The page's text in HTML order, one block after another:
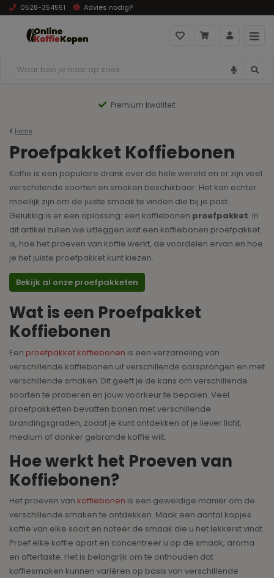
0528-354551 Advies nodig?
Premium kwaliteit
Home
Proefpakket Koffiebonen
Koffie is een populaire drank over de hele wereld en er zijn veel
verschillende soorten en smaken beschikbaar. Het kan echter
moeilijk zijn om de juiste smaak te vinden die bij je past.
Gelukkig is er een oplossing: een koffiebonen proefpakket. In
dit artikel zullen we uitleggen wat een koffiebonen proefpakket
is, hoe het proeven van koffie werkt, de voordelen ervan en hoe
je het juiste proefpakket kunt kiezen.
Bekijk al onze proefpakketen
Wat is een Proefpakket
Koffiebonen
Een proefpakket koffiebonen is een verzameling van
verschillende koffiebonen uit verschillende oorsprongen en met
verschillende smaken. Dit geeft je de kans om verschillende
soorten te proberen en jouw voorkeur te bepalen. Veel
proefpakketten bevatten bonen met verschillende
brandingsgraden, zodat je kunt ontdekken of je liever licht,
medium of donker gebrande koffie wilt.
Hoe werkt het Proeven van
Koffiebonen?
Het proeven van koffiebonen is een geweldige manier om de
verschillende smaken te ontdekken. Maak een aantal kopjes
koffie van elke soort en noteer de smaak die u het lekkerst vindt.
Proef elke koffie apart en concentreer u op de smaak, aroma
en aftertaste. Het is belangrijk om te onthouden dat
koffiesmaken kunnen variëren op basis van verschillende